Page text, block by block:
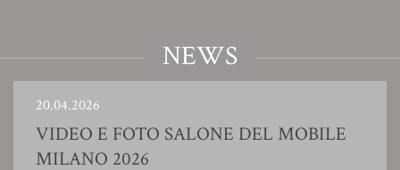
NEWS
20.04.2026
VIDEO E FOTO SALONE DEL MOBILE
MILANO 2026